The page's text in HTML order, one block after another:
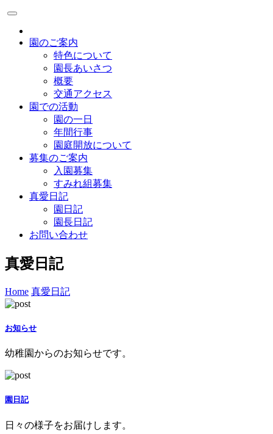
園のご案内
特色について
園長あいさつ
概要
交通アクセス
園での活動
園の一日
年間行事
園庭開放について
募集のご案内
入園募集
すみれ組募集
真愛日記
園日記
園長日記
お問い合わせ
真愛日記
Home 真愛日記
お知らせ
幼稚園からのお知らせです。
園日記
日々の様子をお届けします。